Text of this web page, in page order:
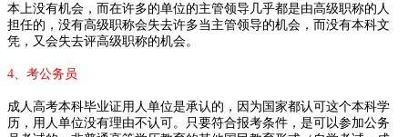
本上没有机会，而在许多的单位的主管领导几乎都是由高级职称的人
担任的，没有高级职称会失去许多当主管领导的机会，而没有本科文
凭，又会失去评高级职称的机会。
4、考公务员
成人高考本科毕业证用人单位是承认的，因为国家都认可这个本科学
历，用人单位没有理由不认可。只要符合报考条件，是可以参加公务